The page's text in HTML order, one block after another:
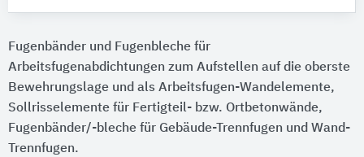
Fugenbänder und Fugenbleche für
Arbeitsfugenabdichtungen zum Aufstellen auf die oberste
Bewehrungslage und als Arbeitsfugen-Wandelemente,
Sollrisselemente für Fertigteil- bzw. Ortbetonwände,
Fugenbänder/-bleche für Gebäude-Trennfugen und Wand-
Trennfugen.